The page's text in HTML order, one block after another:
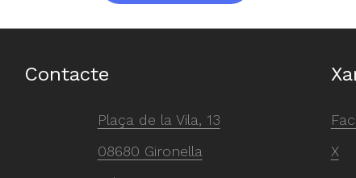
Contacte
Plaça de la Vila, 13
08680 Gironella
X